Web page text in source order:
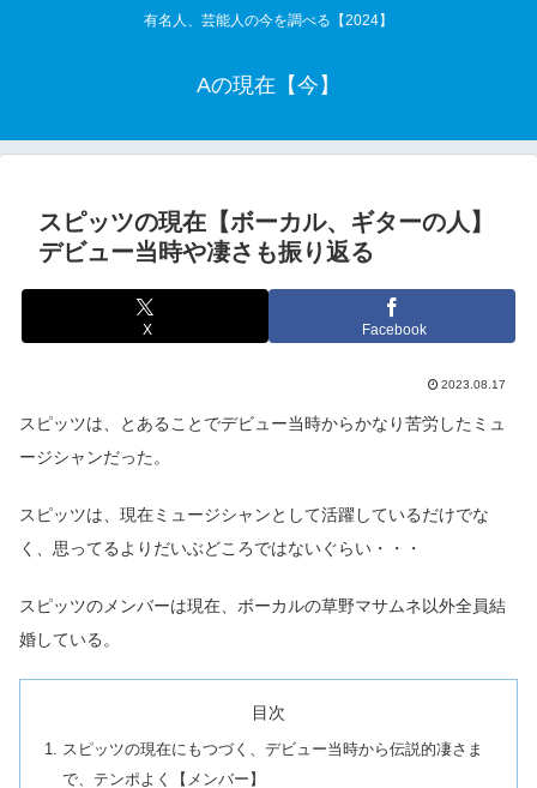
有名人、芸能人の今を調べる【2024】
Aの現在【今】
スピッツの現在【ボーカル、ギターの人】
デビュー当時や凄さも振り返る
X Facebook
2023.08.17
スピッツは、とあることでデビュー当時からかなり苦労したミュ
ージシャンだった。
スピッツは、現在ミュージシャンとして活躍しているだけでな
く、思ってるよりだいぶどころではないぐらい・・・
スピッツのメンバーは現在、ボーカルの草野マサムネ以外全員結
婚している。
目次
スピッツの現在にもつづく、デビュー当時から伝説的凄さま
で、テンポよく【メンバー】